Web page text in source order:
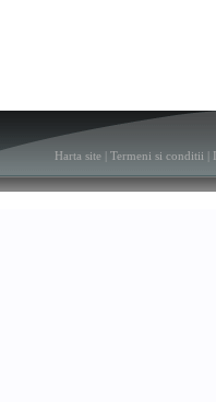
Harta site Termeni si conditii